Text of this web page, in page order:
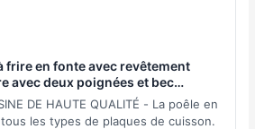
frire en fonte avec revêtement
avec deux poignées et bec
les fours, grills, BBQ et
Jaune
DE HAUTE QUALITÉ - La poêle en
les types de plaques de cuisson.